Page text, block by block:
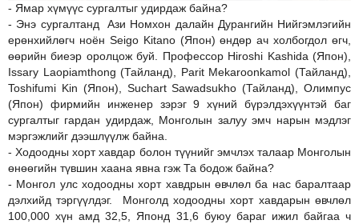
- Ямар хүмүүс сургалтыг удирдаж байна?
- Энэ сургалтанд Ази Номхон далайн Дурангийн Нийгэмлэгийн
ерөнхийлөгч ноён Seigo Kitano (Япон) өндөр ач холбогдол өгч,
өөрийн биеэр оролцож буй. Профессор Hiroshi Kashida (Япон),
Issary Laopiamthong (Тайланд), Parit Mekaroonkamol (Тайланд),
Toshifumi Kin (Япон), Suchart Sawadsukho (Тайланд), Олимпус
(Япон) фирмийн инженер зэрэг 9 хүний бүрэлдэхүүнтэй баг
сургалтыг гардан удирдаж, Монголын залуу эмч нарын мэдлэг
мэргэжлийг дээшлүүлж байна.
- Ходоодны хорт хавдар болон түүнийг эмчлэх талаар Монголын
өнөөгийн түвшин хаана явна гэж Та бодож байна?
- Монгол улс ходоодны хорт хавдрын өвчлөл ба нас баралтаар
дэлхийд тэргүүлдэг. Монголд ходоодны хорт хавдарын өвчлөл
100,000 хүн амд 32,5, Японд 31,6 буюу бараг ижил байгаа ч